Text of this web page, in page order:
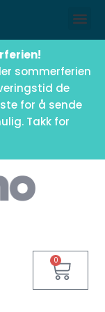
sommerferien
de
for å sende
Takk for
0